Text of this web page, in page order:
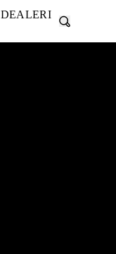
DEALERI